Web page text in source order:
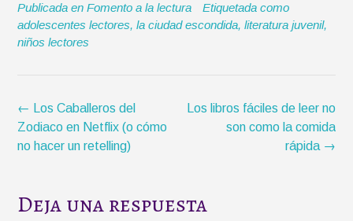
t
t
e
b
l
t
s
p
a
Publicada en Fomento a la lectura
Etiquetada como
adolescentes lectores, la ciudad escondida, literatura juvenil,
niños lectores
Navegación
de
la
Los libros fáciles de leer no
son como la comida
rápida →
←
Los Caballeros del
Zodiaco en Netflix (o cómo
no hacer un retelling)
Deja una respuesta